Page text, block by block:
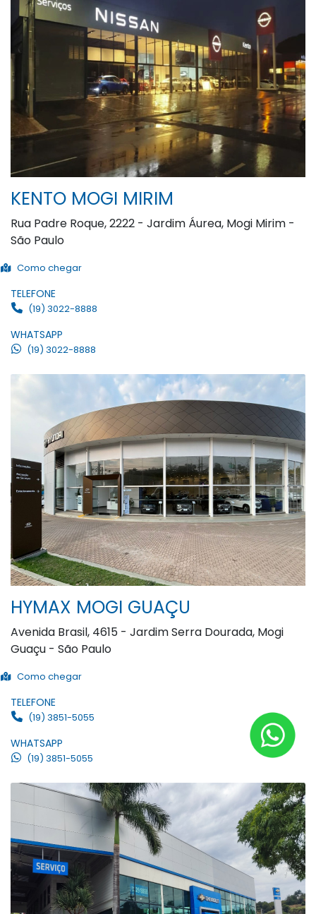
KENTO MOGI MIRIM
Rua Padre Roque, 2222 - Jardim Áurea, Mogi Mirim -
São Paulo
Como chegar
TELEFONE
(19) 3022-8888
WHATSAPP
(19) 3022-8888
HYMAX MOGI GUAÇU
Avenida Brasil, 4615 - Jardim Serra Dourada, Mogi
Guaçu - São Paulo
Como chegar
TELEFONE
(19) 3851-5055
WHATSAPP
(19) 3851-5055